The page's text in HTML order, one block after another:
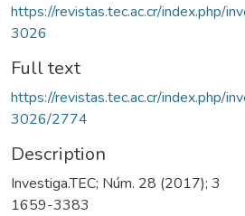
https://revistas.tec.ac.cr/index.php/
3026
Full text
https://revistas.tec.ac.cr/index.php/
3026/2774
Description
Investiga.TEC; Núm. 28 (2017); 3
1659-3383